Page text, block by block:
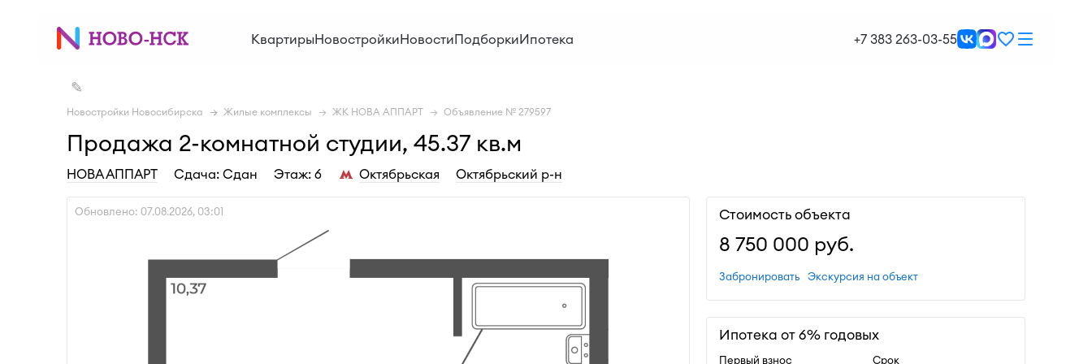
КвартирыНовостройкиНовостиПодборкиИпотека +7 383 263-03-55
✎
Новостройки Новосибирска Жилые комплексы ЖК НОВА АППАРТ Объявление № 279597
Продажа 2-комнатной студии, 45.37 кв.м
НОВА АППАРТ Cдача: Сдан Этаж: 6 Октябрьская Октябрьский р-н
Обновлено: 07.08.2026, 03:01 Стоимость объекта
8 750 000 руб.
Экскурсия на объект
Забронировать
Ипотека от 6% годовых
Первый взнос Срок